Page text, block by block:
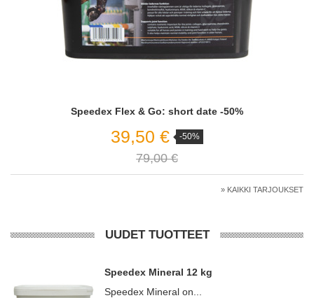
Speedex Flex & Go: short date -50%
39,50 € -50%
79,00 €
» KAIKKI TARJOUKSET
UUDET TUOTTEET
Speedex Mineral 12 kg
Speedex Mineral on...